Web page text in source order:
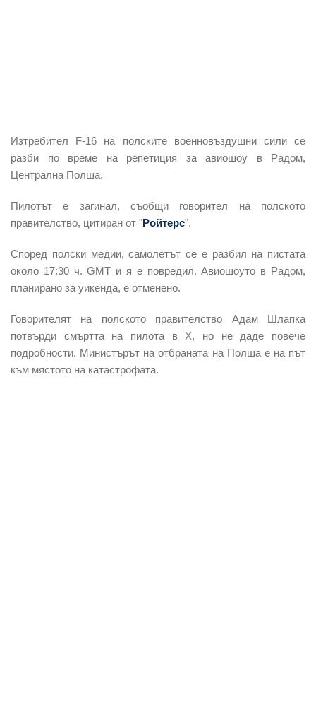
Изтребител F-16 на полските военновъздушни сили се
разби по време на репетиция за авиошоу в Радом,
Централна Полша.
Пилотът е загинал, съобщи говорител на полското
правителство, цитиран от "Рoйтерс".
Според полски медии, самолетът се е разбил на пистата
около 17:30 ч. GMT и я е повредил. Авиошоуто в Радом,
планирано за уикенда, е отменено.
Говорителят на полското правителство Адам Шлапка
потвърди смъртта на пилота в X, но не даде повече
подробности. Министърът на отбраната на Полша е на път
към мястото на катастрофата.